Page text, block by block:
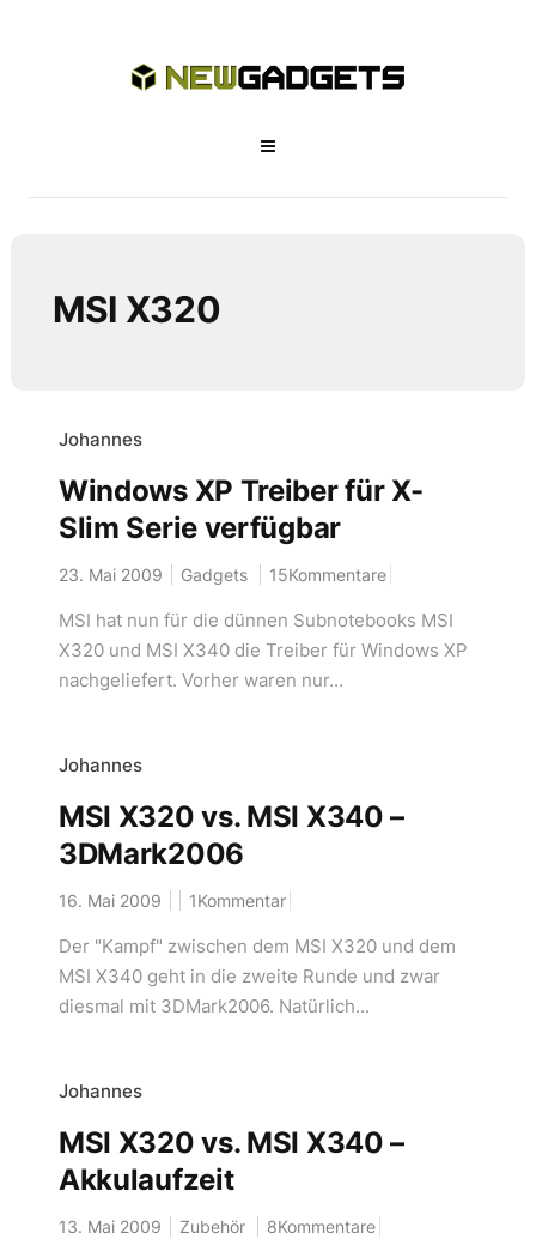
MSI X320
Johannes
Windows XP Treiber für X-
Slim Serie verfügbar
23. Mai 2009 Gadgets 15Kommentare
MSI hat nun für die dünnen Subnotebooks MSI
X320 und MSI X340 die Treiber für Windows XP
nachgeliefert. Vorher waren nur...
Johannes
MSI X320 vs. MSI X340 –
3DMark2006
16. Mai 2009 1Kommentar
Der "Kampf" zwischen dem MSI X320 und dem
MSI X340 geht in die zweite Runde und zwar
diesmal mit 3DMark2006. Natürlich...
Johannes
MSI X320 vs. MSI X340 –
Akkulaufzeit
13. Mai 2009 Zubehör 8Kommentare